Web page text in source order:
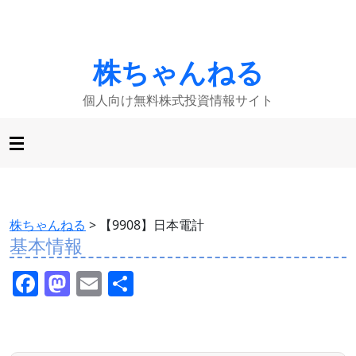
株ちゃんねる
個人向け無料株式投資情報サイト
株ちゃんねる > 【9908】日本電計
基本情報
F M E